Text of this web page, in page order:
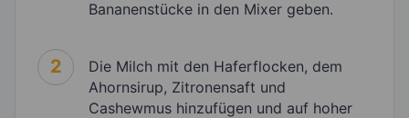
Bananenstücke in den Mixer geben.
2
Die Milch mit den Haferflocken, dem
Ahornsirup, Zitronensaft und
Cashewmus hinzufügen und auf hoher